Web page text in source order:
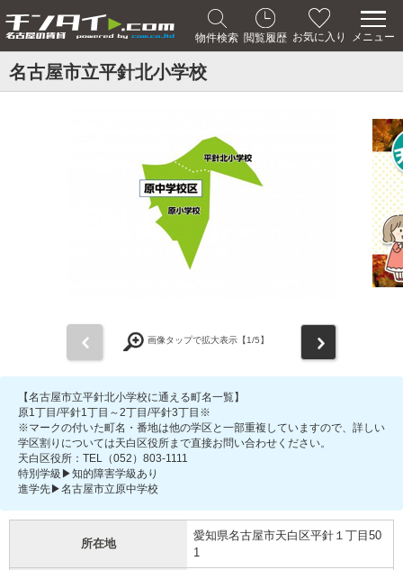
物件検索 閲覧履歴 お気に入り メニュー
名古屋市立平針北小学校
画像タップで拡大表示【1/5】
【名古屋市立平針北小学校に通える町名一覧】
原1丁目/平針1丁目～2丁目/平針3丁目※
※マークの付いた町名・番地は他の学区と一部重複していますので、詳しい
学区割りについては天白区役所まで直接お問い合わせください。
天白区役所：TEL（052）803-1111
特別学級▶知的障害学級あり
進学先▶名古屋市立原中学校
所在地
愛知県名古屋市天白区平針１丁目50
1